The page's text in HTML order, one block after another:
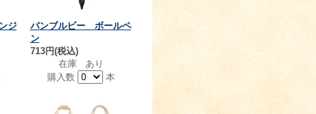
ジ
バンブルビー ボールペ
ン
713円(税込)
在庫 あり
購入数
本